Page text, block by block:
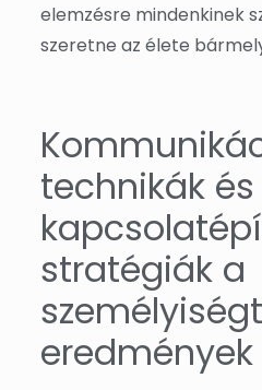
elemzésre mindenkinek
szeretne az élete
technikák és
stratégiák a